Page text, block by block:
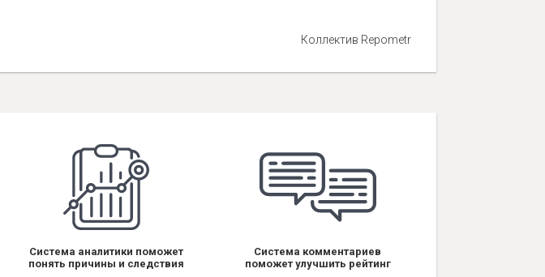
Коллектив Repometr
Система аналитики поможет
понять причины и следствия
Система комментариев
поможет улучшить рейтинг